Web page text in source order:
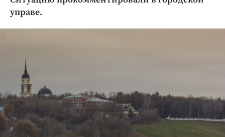
Криминал
Погода
Праздники
Происшествия
Спорт
управе.